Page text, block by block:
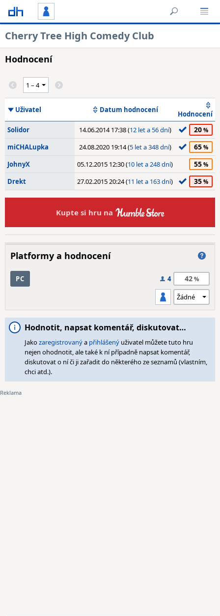
Cherry Tree High Comedy Club
Hodnocení
Uživatel Datum hodnocení
Hodnocení
Solidor
14.06.2014 17:38 (12 let a 56 dní) 20
miCHALupka 24.08.2020 19:14 (5 let a 348 dní) 65
JohnyX 05.12.2015 12:30 (10 let a 248 dní) 55
Drekt 27.02.2015 20:24 (11 let a 163 dní) 35
Kupte si hru na
Platformy a hodnocení
PC 4 42
Hodnotit, napsat komentář, diskutovat…
Jakozaregistrovanýa přihlášený uživatel můžete tuto hru
nejen ohodnotit, ale také k ní případně napsat komentář,
diskutovat o ní či ji zařadit do některého ze seznamů (vlastním,
chci atd.).